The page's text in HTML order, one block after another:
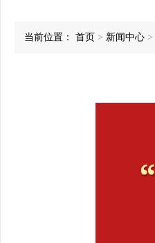
当前位置： 首页 > 新闻中心 >